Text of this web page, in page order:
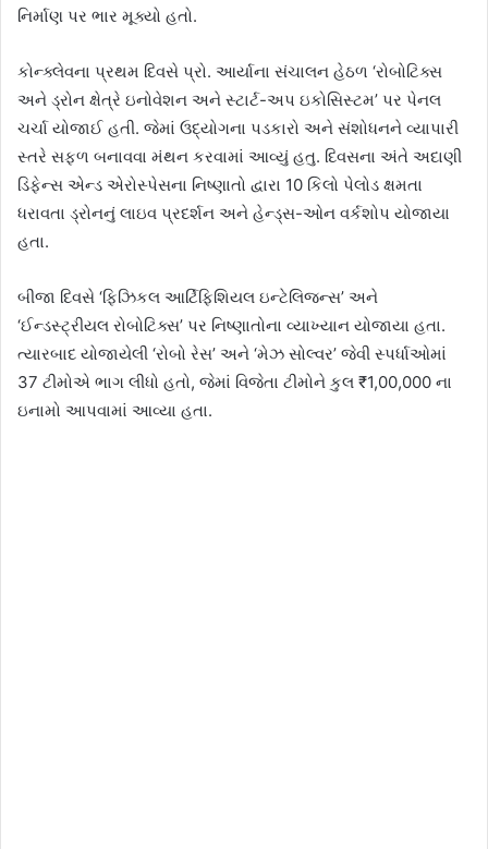
નિર્માણ પર ભાર મૂક્યો હતો.
કોન્ક્લેવના પ્રથમ દિવસે પ્રો. આર્યાના સંચાલન હેઠળ ‘રોબોટિક્સ
અને ડ્રોન ક્ષેત્રે ઇનોવેશન અને સ્ટાર્ટ-અપ ઇકોસિસ્ટમ’ પર પેનલ
ચર્ચા યોજાઈ હતી. જેમાં ઉદ્યોગના પડકારો અને સંશોધનને વ્યાપારી
સ્તરે સફળ બનાવવા મંથન કરવામાં આવ્યું હતુ. દિવસના અંતે અદાણી
ડિફેન્સ એન્ડ એરોસ્પેસના નિષ્ણાતો દ્વારા 10 કિલો પેલોડ ક્ષમતા
ધરાવતા ડ્રોનનું લાઇવ પ્રદર્શન અને હેન્ડ્સ-ઓન વર્કશોપ યોજાયા
હતા.
બીજા દિવસે ‘ફિઝિકલ આર્ટિફિશિયલ ઇન્ટેલિજન્સ’ અને
‘ઈન્ડસ્ટ્રીયલ રોબોટિક્સ’ પર નિષ્ણાતોના વ્યાખ્યાન યોજાયા હતા.
ત્યારબાદ યોજાયેલી ‘રોબો રેસ’ અને ‘મેઝ સોલ્વર’ જેવી સ્પર્ધાઓમાં
37 ટીમોએ ભાગ લીધો હતો, જેમાં વિજેતા ટીમોને કુલ ₹1,00,000 ના
ઇનામો આપવામાં આવ્યા હતા.